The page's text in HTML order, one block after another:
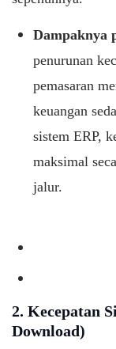
Dampaknya
penurunan
pemasaran
keuangan
sistem ERP,
maksimal
jalur.
2. Kecepatan
Download)